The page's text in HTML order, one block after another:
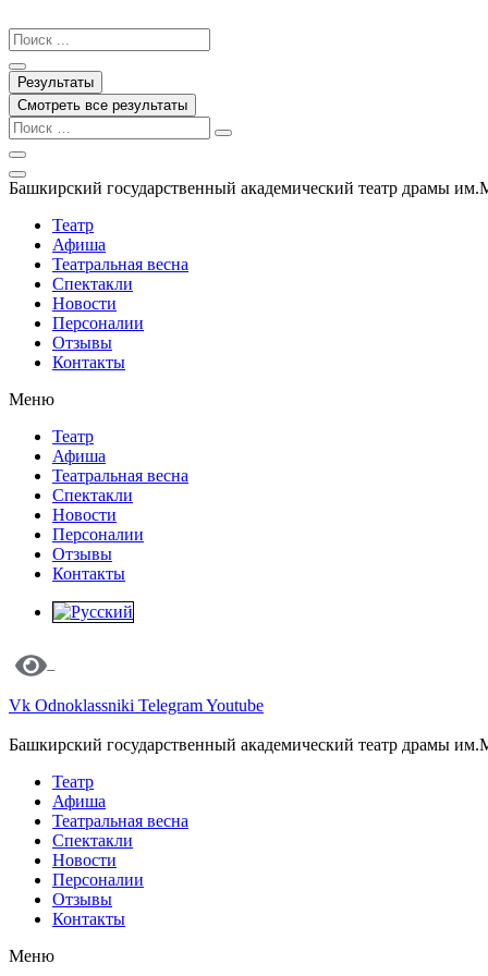
к
содержимому
Search
...
Результаты
Смотреть все результаты
Башкирский государственный академический театр драмы
Театр
Афиша
Театральная весна
Спектакли
Новости
Персоналии
Отзывы
Контакты
Меню
Театр
Афиша
Театральная весна
Спектакли
Новости
Персоналии
Отзывы
Контакты
Vk Odnoklassniki TelegramYoutube
Башкирский государственный академический театр драмы
Театр
Афиша
Театральная весна
Спектакли
Новости
Персоналии
Отзывы
Контакты
Меню